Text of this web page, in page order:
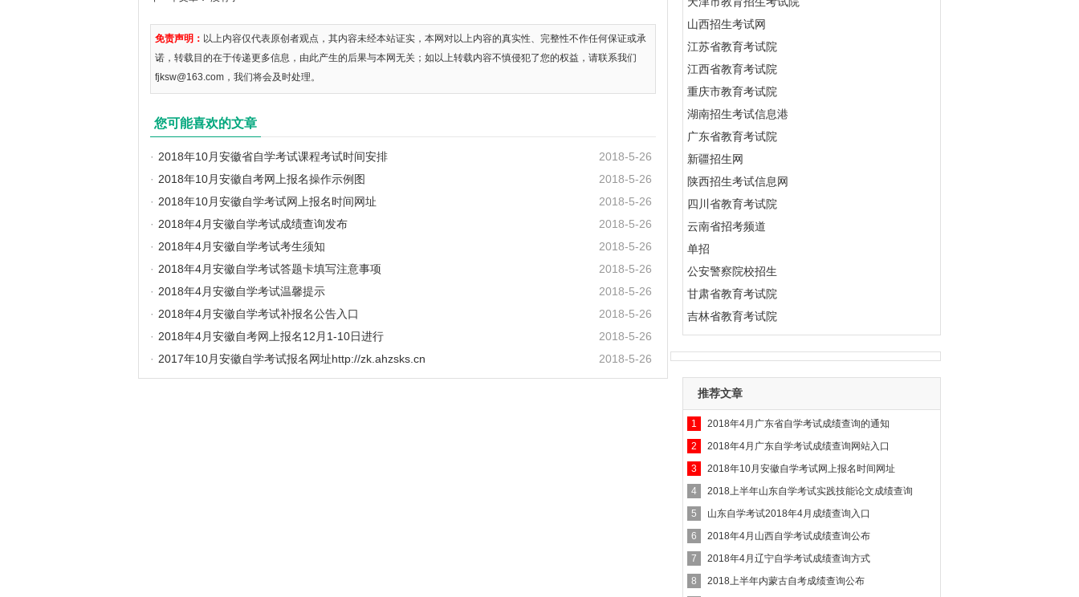
免责声明： 以上内容仅代表原创者观点，其内容未经本站证实，本网对以上内容的真实性、完整性不作任何保证或承
诺，转载目的在于传递更多信息，由此产生的后果与本网无关；如以上转载内容不慎侵犯了您的权益，请联系我们
fjksw@163.com，我们将会及时处理。
您可能喜欢的文章
2018-5-26
· 2018年10月安徽省自学考试课程考试时间安排
2018-5-26
· 2018年10月安徽自考网上报名操作示例图
2018-5-26
· 2018年10月安徽自学考试网上报名时间网址
2018-5-26
· 2018年4月安徽自学考试成绩查询发布
2018-5-26
· 2018年4月安徽自学考试考生须知
2018-5-26
· 2018年4月安徽自学考试答题卡填写注意事项
2018-5-26
· 2018年4月安徽自学考试温馨提示
2018-5-26
· 2018年4月安徽自学考试补报名公告入口
2018-5-26
· 2018年4月安徽自考网上报名12月1-10日进行
2018-5-26
· 2017年10月安徽自学考试报名网址http://zk.ahzsks.cn
山西招生考试网
江苏省教育考试院
江西省教育考试院
重庆市教育考试院
湖南招生考试信息港
广东省教育考试院
新疆招生网
陕西招生考试信息网
四川省教育考试院
云南省招考频道
单招
公安警察院校招生
甘肃省教育考试院
吉林省教育考试院
推荐文章
1
2018年4月广东省自学考试成绩查询的通知
2
2018年4月广东自学考试成绩查询网站入口
3
2018年10月安徽自学考试网上报名时间网址
4
2018上半年山东自学考试实践技能论文成绩查询
5
山东自学考试2018年4月成绩查询入口
6
2018年4月山西自学考试成绩查询公布
7
2018年4月辽宁自学考试成绩查询方式
8
2018上半年内蒙古自考成绩查询公布